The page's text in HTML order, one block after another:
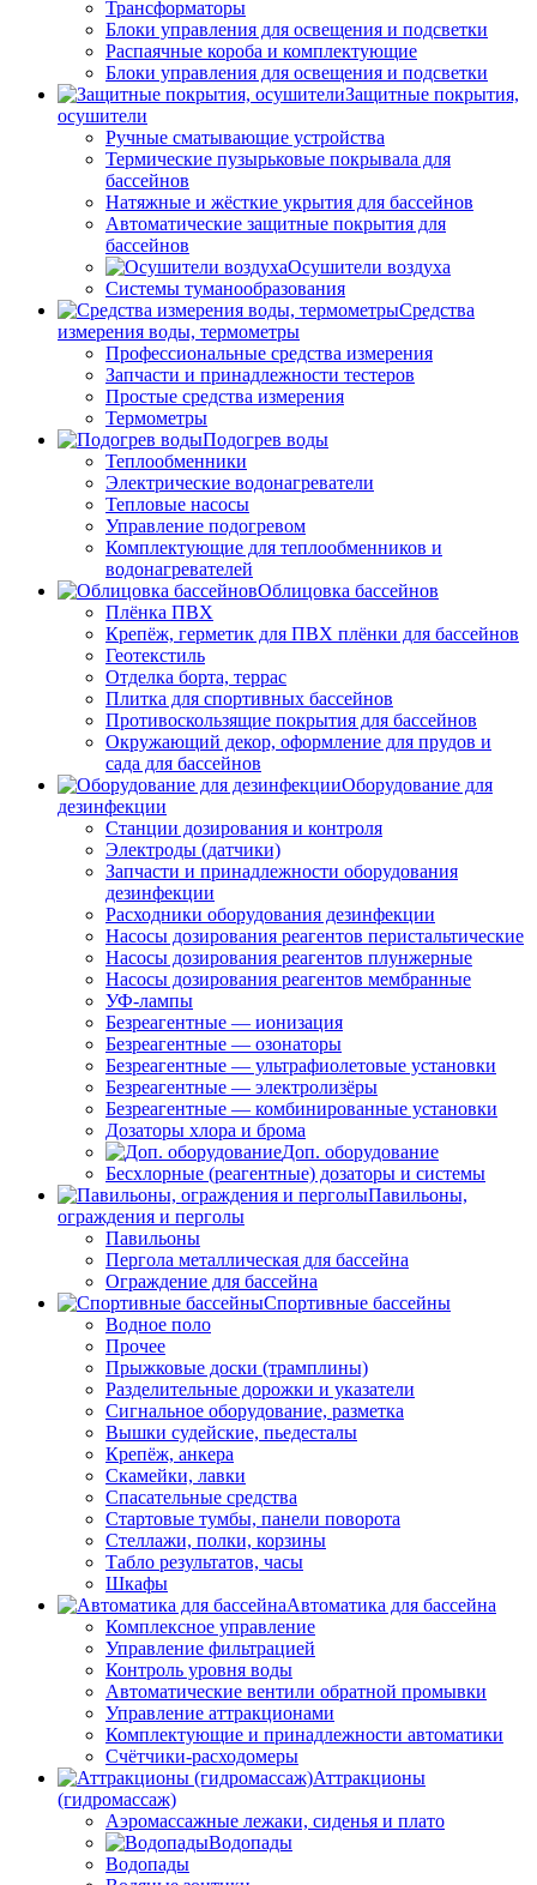
Трансформаторы
Блоки управления для освещения и подсветки
Распаячные короба и комплектующие
Блоки управления для освещения и подсветки
Защитные покрытия,
осушители
Ручные сматывающие устройства
Термические пузырьковые покрывала для
бассейнов
Натяжные и жёсткие укрытия для бассейнов
Автоматические защитные покрытия для
бассейнов
Осушители воздуха
Системы туманообразования
Средства
измерения воды, термометры
Профессиональные средства измерения
Запчасти и принадлежности тестеров
Простые средства измерения
Термометры
Подогрев воды
Теплообменники
Электрические водонагреватели
Тепловые насосы
Управление подогревом
Комплектующие для теплообменников и
водонагревателей
Облицовка бассейнов
Плёнка ПВХ
Крепёж, герметик для ПВХ плёнки для бассейнов
Геотекстиль
Отделка борта, террас
Плитка для спортивных бассейнов
Противоскользящие покрытия для бассейнов
Окружающий декор, оформление для прудов и
сада для бассейнов
Оборудование для
дезинфекции
Станции дозирования и контроля
Электроды (датчики)
Запчасти и принадлежности оборудования
дезинфекции
Расходники оборудования дезинфекции
Насосы дозирования реагентов перистальтические
Насосы дозирования реагентов плунжерные
Насосы дозирования реагентов мембранные
УФ-лампы
Безреагентные — ионизация
Безреагентные — озонаторы
Безреагентные — ультрафиолетовые установки
Безреагентные — электролизёры
Безреагентные — комбинированные установки
Дозаторы хлора и брома
Доп. оборудование
Бесхлорные (реагентные) дозаторы и системы
Павильоны,
ограждения и перголы
Павильоны
Пергола металлическая для бассейна
Ограждение для бассейна
Спортивные бассейны
Водное поло
Прочее
Прыжковые доски (трамплины)
Разделительные дорожки и указатели
Cигнальное оборудование, разметка
Вышки судейские, пьедесталы
Крепёж, анкера
Скамейки, лавки
Спасательные средства
Стартовые тумбы, панели поворота
Стеллажи, полки, корзины
Табло результатов, часы
Шкафы
Автоматика для бассейна
Комплексное управление
Управление фильтрацией
Контроль уровня воды
Автоматические вентили обратной промывки
Управление аттракционами
Комплектующие и принадлежности автоматики
Счётчики-расходомеры
Аттракционы
(гидромассаж)
Аэромассажные лежаки, сиденья и плато
Водопады
Водопады